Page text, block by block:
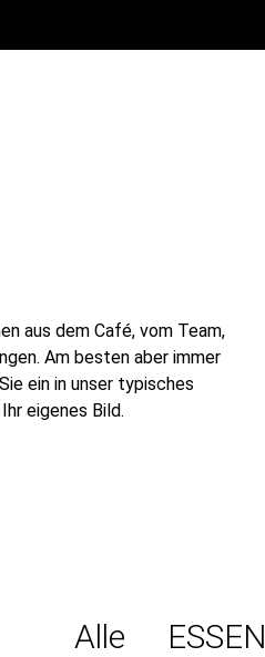
aus dem Café, vom Team,
Am besten aber immer
ein in unser typisches
eigenes Bild.
Alle ESSEN